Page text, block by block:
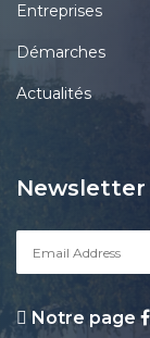
Entreprises
Démarches
Actualités
Newsletter
Notre page